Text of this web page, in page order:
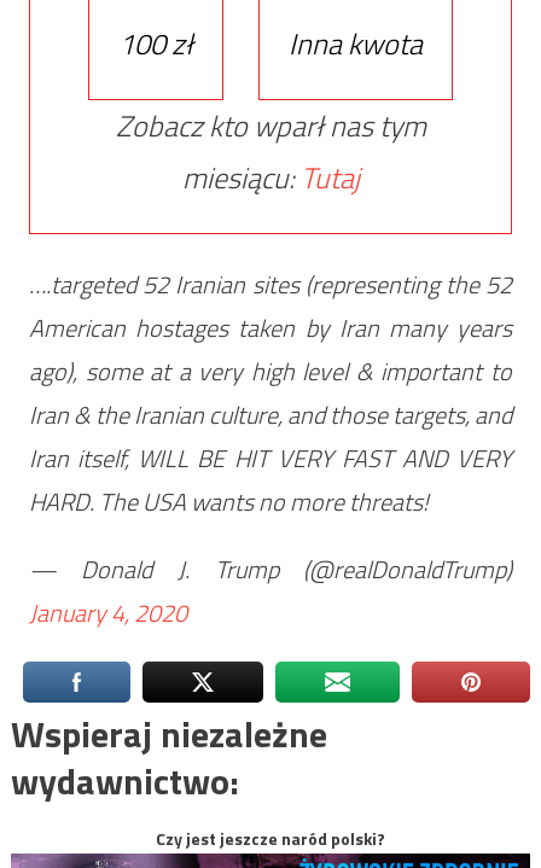
100 zł
Inna kwota
Zobacz kto wparł nas tym
miesiącu: Tutaj
….targeted 52 Iranian sites (representing the 52
American hostages taken by Iran many years
ago), some at a very high level & important to
Iran & the Iranian culture, and those targets, and
Iran itself, WILL BE HIT VERY FAST AND VERY
HARD. The USA wants no more threats!
— Donald J. Trump (@realDonaldTrump)
January 4, 2020
Wspieraj niezależne
wydawnictwo:
Czy jest jeszcze naród polski?